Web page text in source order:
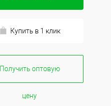
Купить в 1 клик
Получить оптовую
цену